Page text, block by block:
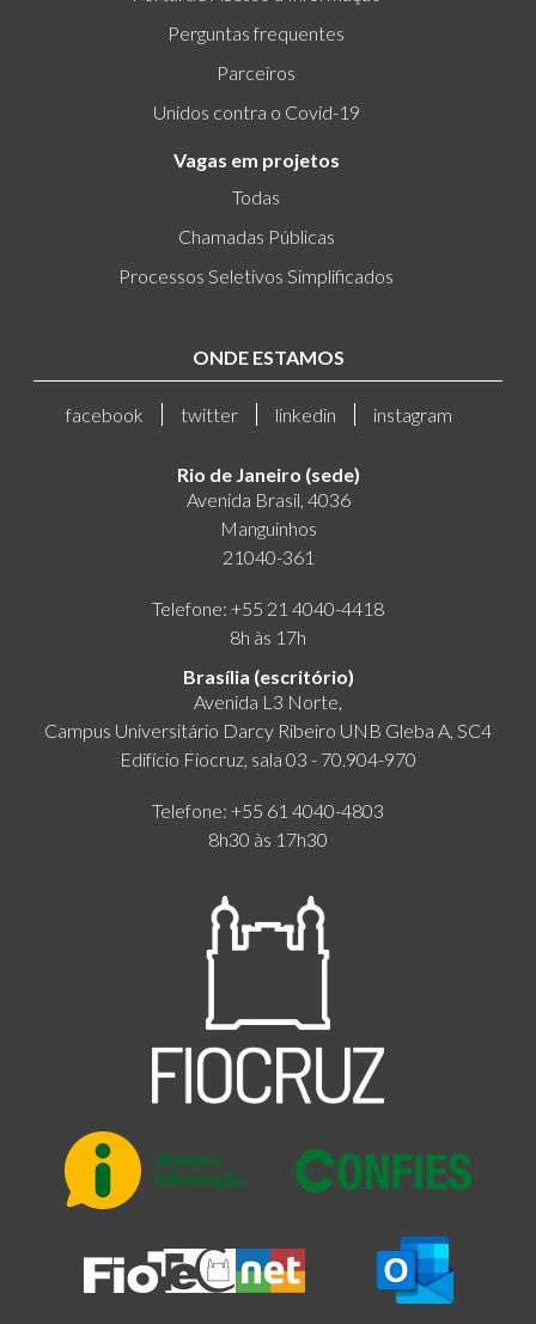
Perguntas frequentes
Parceiros
Unidos contra o Covid-19
Vagas em projetos
Todas
Chamadas Públicas
Processos Seletivos Simplificados
ONDE ESTAMOS
facebook twitter linkedin instagram
Rio de Janeiro (sede)
Avenida Brasil, 4036
Manguinhos
21040-361
Telefone: +55 21 4040-4418
8h às 17h
Brasília (escritório)
Avenida L3 Norte,
Campus Universitário Darcy Ribeiro UNB Gleba A, SC4
Edifício Fiocruz, sala 03 - 70.904-970
Telefone: +55 61 4040-4803
8h30 às 17h30